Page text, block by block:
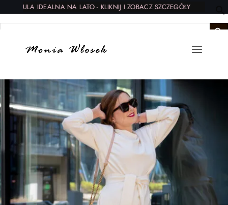
Search Search Button
IDEALNA NA LATO - KLIKNIJ I ZOBACZ SZCZEGÓŁY